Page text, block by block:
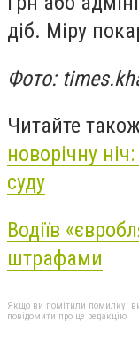
діб. Міру
Фото:
Читайте
новорічну
суду
Водіїв
штрафами
Якщо ви помітили помилку,
повідомити про це редакцію